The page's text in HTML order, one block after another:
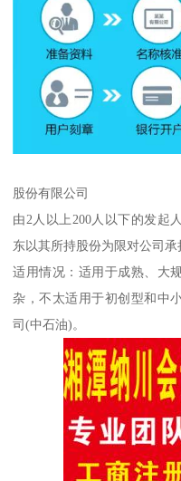
股份有限公司
由2人以上200人以下的发起
东以其所持股份为限对公司承
适用情况：适用于成熟、大
杂，不太适用于初创型和中
司(中石油)。